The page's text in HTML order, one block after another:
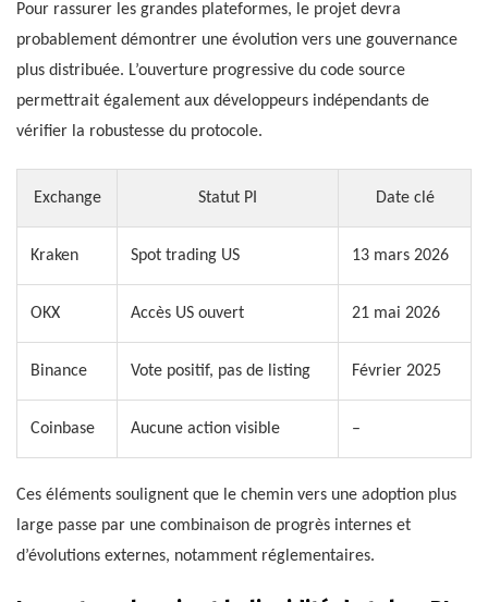
Pour rassurer les grandes plateformes, le projet devra
probablement démontrer une évolution vers une gouvernance
plus distribuée. L’ouverture progressive du code source
permettrait également aux développeurs indépendants de
vérifier la robustesse du protocole.
Exchange Statut PI Date clé
Kraken Spot trading US 13 mars 2026
OKX Accès US ouvert 21 mai 2026
Binance Vote positif, pas de listing Février 2025
Coinbase Aucune action visible –
Ces éléments soulignent que le chemin vers une adoption plus
large passe par une combinaison de progrès internes et
d’évolutions externes, notamment réglementaires.